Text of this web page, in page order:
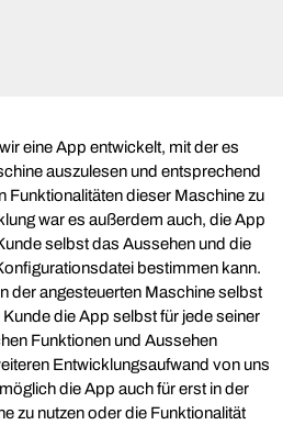
eine App entwickelt, mit der es
auszulesen und entsprechend
Funktionalitäten dieser Maschine zu
war es außerdem auch, die App
selbst das Aussehen und die
bestimmen kann.
der angesteuerten Maschine selbst
die App selbst für jede seiner
Funktionen und Aussehen
Entwicklungsaufwand von uns
die App auch für erst in der
zu nutzen oder die Funktionalität